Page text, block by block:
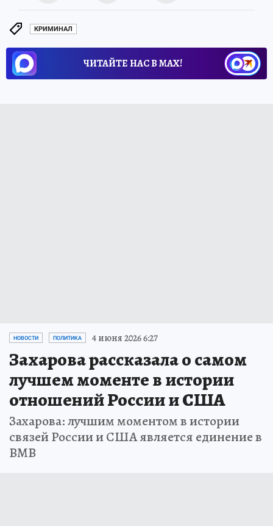
КРИМИНАЛ
ЧИТАЙТЕ НАС В МАХ!
НОВОСТИ ПОЛИТИКА 4 июня 2026 6:27
Захарова рассказала о самом
лучшем моменте в истории
отношений России и США
Захарова: лучшим моментом в истории
связей России и США является единение в
ВМВ